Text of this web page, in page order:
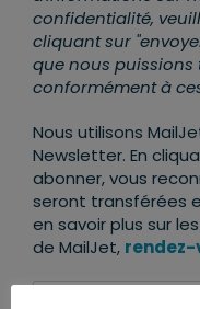
confidentialité,
cliquant sur
que nous
conformément à
Nous utilisons
Newsletter. En
abonner, vous
seront transférées
en savoir plus sur
de MailJet, rendez-